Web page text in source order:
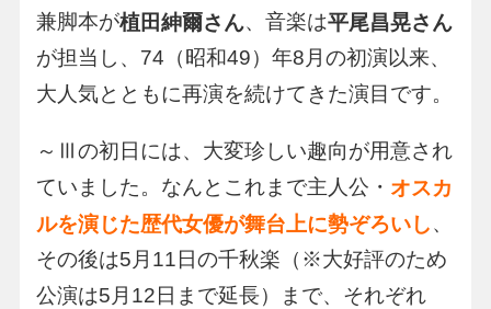
兼脚本が植田紳爾さん、音楽は平尾昌晃さん
が担当し、74（昭和49）年8月の初演以来、
大人気とともに再演を続けてきた演目です。
～Ⅲの初日には、大変珍しい趣向が用意され
ていました。なんとこれまで主人公・ オスカ
ルを演じた歴代女優が舞台上に勢ぞろいし、
その後は5月11日の千秋楽（※大好評のため
公演は5月12日まで延長）まで、それぞれ